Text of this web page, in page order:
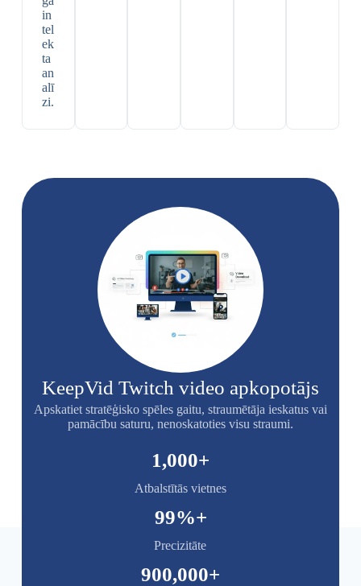
in
tel
ek
ta
an
alī
zi.
KeepVid Twitch video apkopotājs
Apskatiet stratēģisko spēles gaitu, straumētāja ieskatus vai
pamācību saturu, nenoskatoties visu straumi.
Atbalstītās vietnes
1,000+
Precizitāte
99%+
900,000+